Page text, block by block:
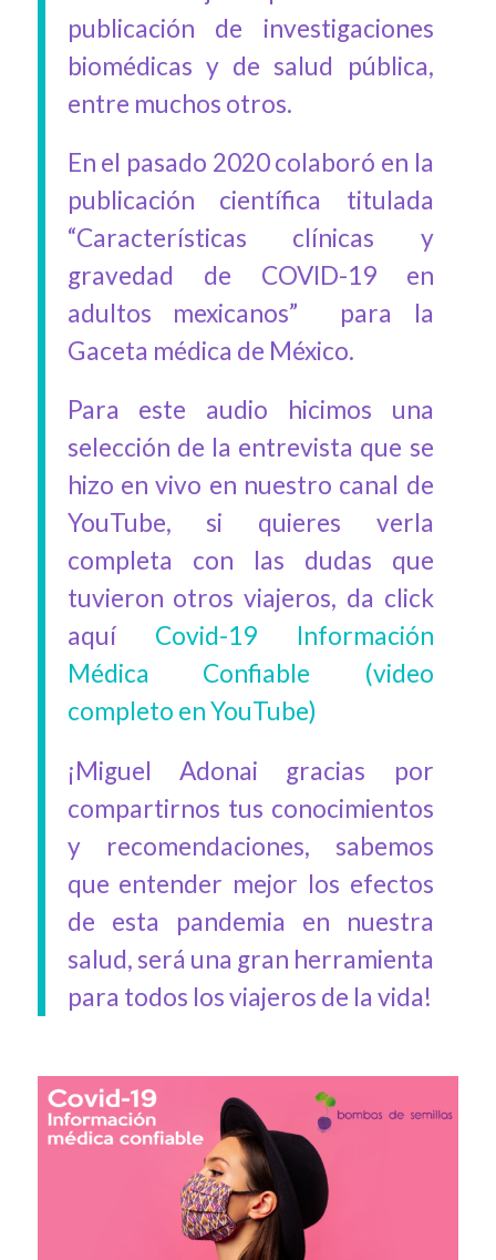
publicación de investigaciones
biomédicas y de salud pública,
entre muchos otros.
En el pasado 2020 colaboró en la
publicación científica titulada
“Características clínicas y
gravedad de COVID-19 en
adultos mexicanos” para la
Gaceta médica de México.
Para este audio hicimos una
selección de la entrevista que se
hizo en vivo en nuestro canal de
YouTube, si quieres verla
completa con las dudas que
tuvieron otros viajeros, da click
aquí Covid-19 Información
Médica Confiable (video
completo en YouTube)
¡Miguel Adonai gracias por
compartirnos tus conocimientos
y recomendaciones, sabemos
que entender mejor los efectos
de esta pandemia en nuestra
salud, será una gran herramienta
para todos los viajeros de la vida!